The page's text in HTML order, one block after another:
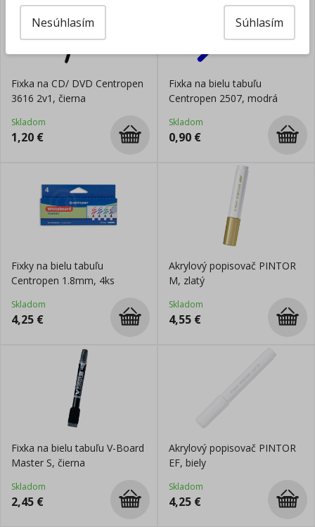
Fixka na CD/ DVD Centropen
3616 2v1, čierna
Skladom
1,20 €
Fixka na bielu tabuľu
Centropen 2507, modrá
Skladom
0,90 €
Fixky na bielu tabuľu
Centropen 1.8mm, 4ks
Skladom
4,25 €
Akrylový popisovač PINTOR
M, zlatý
Skladom
4,55 €
Fixka na bielu tabuľu V-Board
Master S, čierna
Skladom
2,45 €
Akrylový popisovač PINTOR
EF, biely
Skladom
4,25 €
Súhlasím
Nesúhlasím